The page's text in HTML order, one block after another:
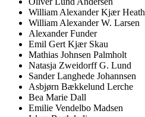
William Alexander Kjær Heath
William Alexander W. Larsen
Alexander Funder
Emil Gert Kjær Skau
Mathias Johnsen Palmholt
Natasja Zweidorff G. Lund
Sander Langhede Johannsen
Asbjørn Bækkelund Lerche
Bea Marie Dall
Emilie Vendelbo Madsen